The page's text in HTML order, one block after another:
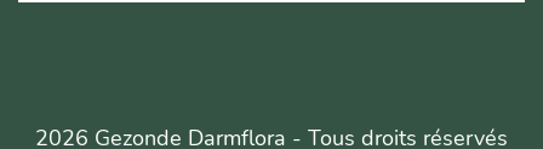
2026 Gezonde Darmflora - Tous droits réservés